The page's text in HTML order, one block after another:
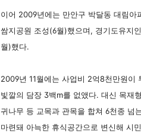
이어 2009년에는 만안구 박달동 대림
쌈지공원 조성(6월)했으며, 경기도유지
월)했다.
2009년 11월에는 사업비 2억8천만원이
빛깔의 담장 3백m를 없앴다. 대신 목재
귀나무 등 교목과 관목을 합쳐 6천종 넘
마련돼 아늑한 휴식공간으로 변신해 시